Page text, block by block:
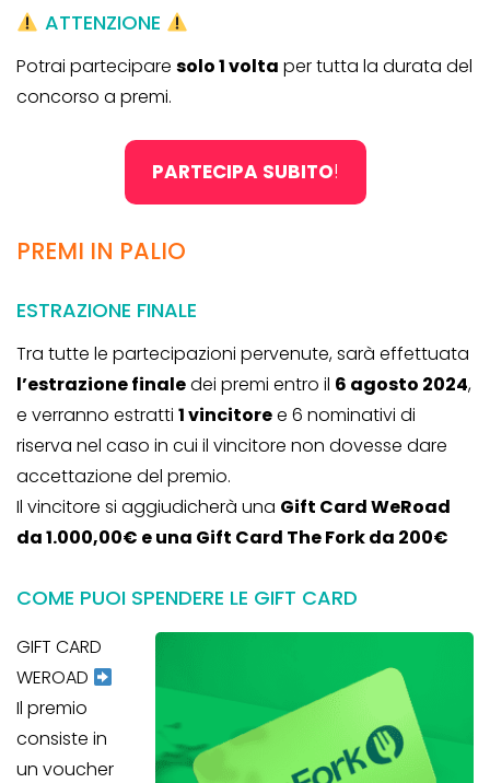
ATTENZIONE
Potrai partecipare solo 1 volta per tutta la durata del
concorso a premi.
PARTECIPA SUBITO!
PREMI IN PALIO
ESTRAZIONE FINALE
Tra tutte le partecipazioni pervenute, sarà effettuata
l’estrazione finaledei premi entro il 6 agosto 2024,
e verranno estratti 1 vincitoree 6 nominativi di
riserva nel caso in cui il vincitore non dovesse dare
accettazione del premio.
Il vincitore si aggiudicherà una Gift Card WeRoad
da 1.000,00€ e una Gift Card The Fork da 200€
COME PUOI SPENDERE LE GIFT CARD
GIFT CARD
WEROAD
Il premio
consiste in
un voucher